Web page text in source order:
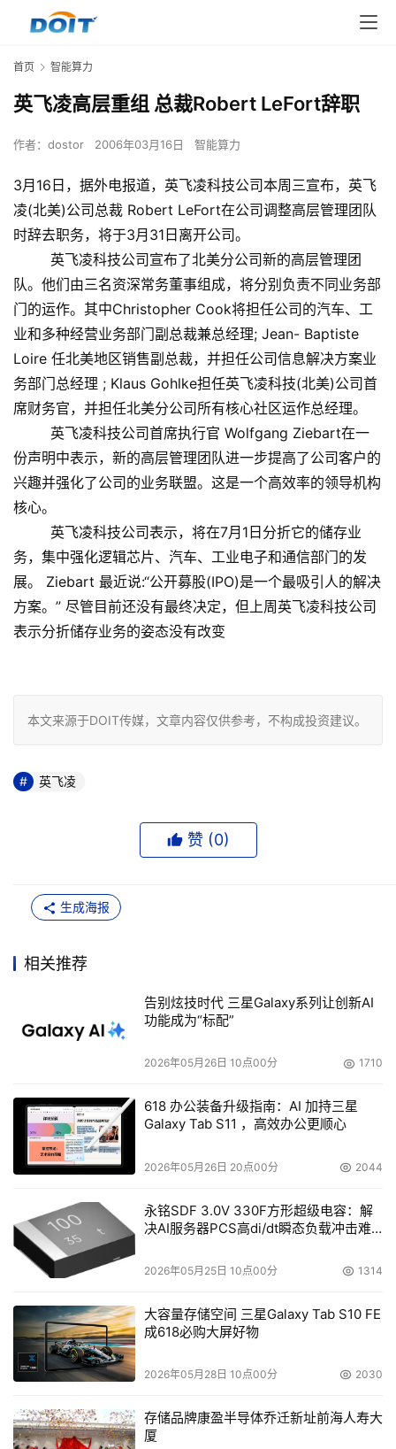
首页 智能算力
英飞凌高层重组 总裁Robert LeFort辞职
作者： dostor 2006年03月16日 智能算力
3月16日，据外电报道，英飞凌科技公司本周三宣布，英飞
凌(北美)公司总裁 Robert LeFort在公司调整高层管理团队
时辞去职务，将于3月31日离开公司。
英飞凌科技公司宣布了北美分公司新的高层管理团
队。他们由三名资深常务董事组成，将分别负责不同业务部
门的运作。其中Christopher Cook将担任公司的汽车、工
业和多种经营业务部门副总裁兼总经理; Jean- Baptiste
Loire 任北美地区销售副总裁，并担任公司信息解决方案业
务部门总经理 ; Klaus Gohlke担任英飞凌科技(北美)公司首
席财务官，并担任北美分公司所有核心社区运作总经理。
英飞凌科技公司首席执行官 Wolfgang Ziebart在一
份声明中表示，新的高层管理团队进一步提高了公司客户的
兴趣并强化了公司的业务联盟。这是一个高效率的领导机构
核心。
英飞凌科技公司表示，将在7月1日分折它的储存业
务，集中强化逻辑芯片、汽车、工业电子和通信部门的发
展。 Ziebart 最近说:“公开募股(IPO)是一个最吸引人的解决
方案。” 尽管目前还没有最终决定，但上周英飞凌科技公司
表示分折储存业务的姿态没有改变
本文来源于DOIT传媒，文章内容仅供参考，不构成投资建议。
英飞凌
赞 (0)
生成海报
相关推荐
告别炫技时代 三星Galaxy系列让创新AI
功能成为“标配”
2026年05月26日 10点00分 1710
618 办公装备升级指南：AI 加持三星
Galaxy Tab S11 ，高效办公更顺心
2026年05月26日 20点00分 2044
永铭SDF 3.0V 330F方形超级电容：解
决AI服务器PCS高di/dt瞬态负载冲击难
2026年05月25日 10点00分 1314
大容量存储空间 三星Galaxy Tab S10 FE
成618必购大屏好物
2026年05月28日 10点00分 2030
存储品牌康盈半导体乔迁新址前海人寿大
厦